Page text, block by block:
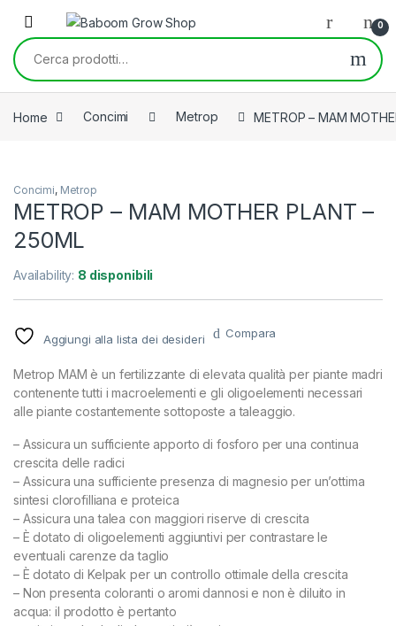
Skip to navigation
Skip to content
0
Cerca:
Home Concimi Metrop METROP – MAM
Concimi, Metrop
METROP – MAM MOTHER PLANT –
250ML
Availability: 8 disponibili
Aggiungi alla lista dei desideri Compara
Metrop MAM è un fertilizzante di elevata qualità per piante madri
contenente tutti i macroelementi e gli oligoelementi necessari
alle piante costantemente sottoposte a taleaggio.
– Assicura un sufficiente apporto di fosforo per una continua
crescita delle radici
– Assicura una sufficiente presenza di magnesio per un’ottima
sintesi clorofilliana e proteica
– Assicura una talea con maggiori riserve di crescita
– È dotato di oligoelementi aggiuntivi per contrastare le
eventuali carenze da taglio
– È dotato di Kelpak per un controllo ottimale della crescita
– Non presenta coloranti o aromi dannosi e non è diluito in
acqua: il prodotto è pertanto